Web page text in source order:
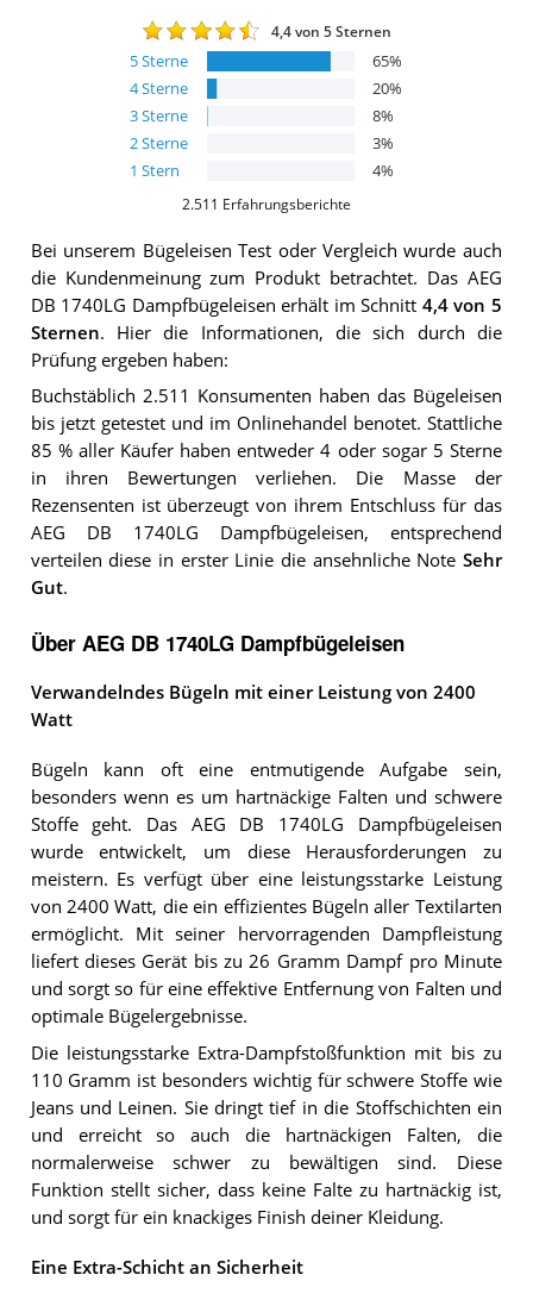
4,4von 5 Sternen
5Sterne 65%
4Sterne 20%
3Sterne 8%
2Sterne 3%
1 Stern 4%
2.511 Erfahrungsberichte
Bei unserem Bügeleisen Test oder Vergleich wurde auch
die Kundenmeinung zum Produkt betrachtet. Das AEG
DB 1740LG Dampfbügeleisen erhält im Schnitt 4,4von 5
Sternen. Hier die Informationen, die sich durch die
Prüfung ergeben haben:
Buchstäblich 2.511 Konsumenten haben das Bügeleisen
bis jetzt getestet und im Onlinehandel benotet. Stattliche
85 % aller Käufer haben entweder 4 oder sogar 5 Sterne
in ihren Bewertungen verliehen. Die Masse der
Rezensenten ist überzeugt von ihrem Entschluss für das
AEG DB 1740LG Dampfbügeleisen, entsprechend
verteilen diese in erster Linie die ansehnliche Note Sehr
Gut.
Über AEG DB 1740LG Dampfbügeleisen
Verwandelndes Bügeln mit einer Leistung von 2400
Watt
Bügeln kann oft eine entmutigende Aufgabe sein,
besonders wenn es um hartnäckige Falten und schwere
Stoffe geht. Das AEG DB 1740LG Dampfbügeleisen
wurde entwickelt, um diese Herausforderungen zu
meistern. Es verfügt über eine leistungsstarke Leistung
von 2400 Watt, die ein effizientes Bügeln aller Textilarten
ermöglicht. Mit seiner hervorragenden Dampfleistung
liefert dieses Gerät bis zu 26 Gramm Dampf pro Minute
und sorgt so für eine effektive Entfernung von Falten und
optimale Bügelergebnisse.
Die leistungsstarke Extra-Dampfstoßfunktion mit bis zu
110 Gramm ist besonders wichtig für schwere Stoffe wie
Jeans und Leinen. Sie dringt tief in die Stoffschichten ein
und erreicht so auch die hartnäckigen Falten, die
normalerweise schwer zu bewältigen sind. Diese
Funktion stellt sicher, dass keine Falte zu hartnäckig ist,
und sorgt für ein knackiges Finish deiner Kleidung.
Eine Extra-Schicht an Sicherheit